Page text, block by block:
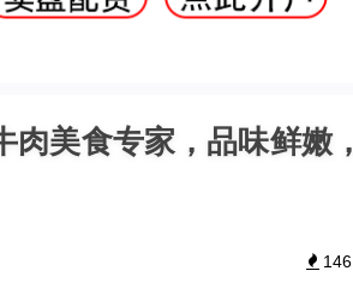
美食专家，品味鲜嫩，
146